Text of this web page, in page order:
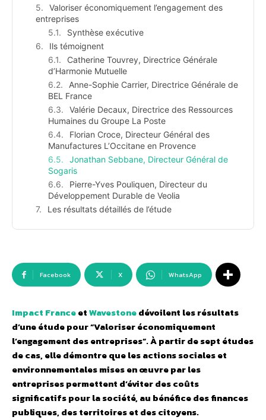
Valoriser économiquement l’engagement des
entreprises
Synthèse exécutive
Ils témoignent
Catherine Touvrey, Directrice Générale
d’Harmonie Mutuelle
Anne-Sophie Carrier, Directrice Générale de
BEL France
Valérie Decaux, Directrice des Ressources
Humaines du Groupe La Poste
Florian Croce, Directeur Général des
Manufactures L’Occitane en Provence
Jonathan Sebbane, Directeur Général de
Sogaris
Pierre-Yves Pouliquen, Directeur du
Développement Durable de Veolia
Les résultats détaillés de l’étude
Facebook X WhatsApp
Impact FranceetWavestonedévoilent les résultats
d’une étude pour “Valoriser économiquement
l’engagement des entreprises”. À partir de sept études
de cas, elle démontre que les actions sociales et
environnementales mises en œuvre par les
entreprises permettent d’éviter des coûts
significatifs pour la société, au bénéfice des finances
publiques, des territoires et des citoyens.